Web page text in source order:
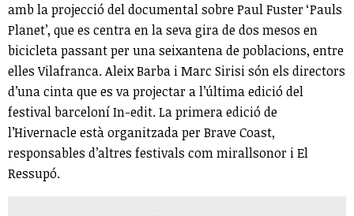
amb la projecció del documental sobre Paul Fuster ‘Pauls
Planet’, que es centra en la seva gira de dos mesos en
bicicleta passant per una seixantena de poblacions, entre
elles Vilafranca. Aleix Barba i Marc Sirisi són els directors
d’una cinta que es va projectar a l’última edició del
festival barceloní In-edit. La primera edició de
l’Hivernacle està organitzada per Brave Coast,
responsables d’altres festivals com mirallsonor i El
Ressupó.